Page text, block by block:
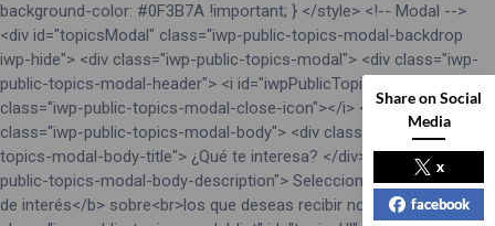
Share on Social
Media
x
facebook
background-color: #0F3B7A !important; } </style> <!-- Modal -->
<div id="topicsModal" class="iwp-public-topics-modal-backdrop
iwp-hide"> <div class="iwp-public-topics-modal"> <div class="iwp-
public-topics-modal-header"> <i id="iwpPublicTopicsModalClose"
class="iwp-public-topics-modal-close-icon"></i> </div> <div
class="iwp-public-topics-modal-body"> <div class="iwp-public-
topics-modal-body-title"> ¿Qué te interesa? </div> <div class="iwp-
public-topics-modal-body-description"> Selecciona los <b>temas
de interés</b> sobre<br>los que deseas recibir noticias: </div> <ul